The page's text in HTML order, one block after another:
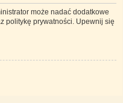
może nadać dodatkowe
politykę prywatności. Upewnij się